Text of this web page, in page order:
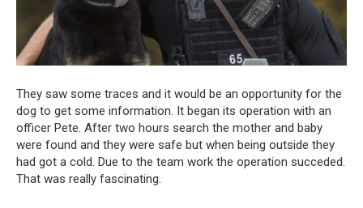
They saw some traces and it would be an opportunity for the
dog to get some information. It began its operation with an
officer Pete. After two hours search the mother and baby
were found and they were safe but when being outside they
had got a cold. Due to the team work the operation succeded.
That was really fascinating.